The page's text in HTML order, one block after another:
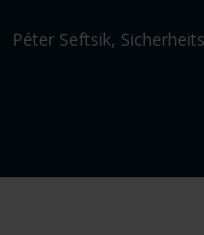
Péter Seftsik,